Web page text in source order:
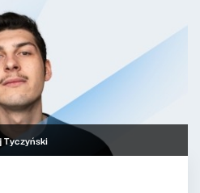
Tyczyński